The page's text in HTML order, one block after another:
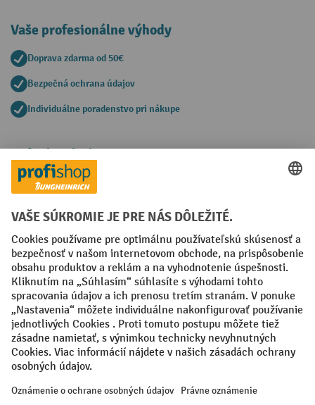
Vaše profesionálne výhody
Doprava zdarma od 50€
Bezpečná ochrana údajov
Individuálne poradenstvo pri nákupe
Spôsoby platby
Creditcard (Master)Creditcard (Visa)
Faktúra Predplatba
Sociálne siete
Facebook
YouTube
LinkedIn
Nastavenia ochrany osobných údajov
All prices excl. VAT plusshipping costsand possible delivery charges,